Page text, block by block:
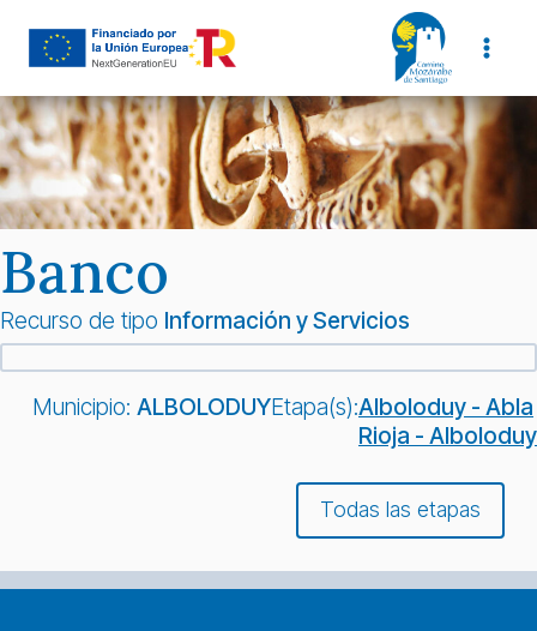
Banco
Recurso de tipo Información y Servicios
Municipio: ALBOLODUYEtapa(s):Alboloduy - Abla
Rioja - Alboloduy
Todas las etapas